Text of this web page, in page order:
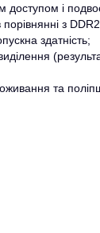
доступом і
з
здатність;
та